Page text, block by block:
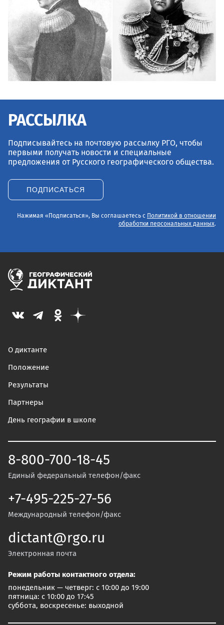
РАССЫЛКА
Подписывайтесь на почтовую рассылку РГО, чтобы
первыми получать новости и специальные
предложения от Русского географического общества.
ПОДПИСАТЬСЯ
Нажимая «Подписаться», Вы соглашаетесь с
Политикой в отношении
обработки персональных данных.
О диктанте
Положение
Результаты
Партнеры
День географии в школе
8-800-700-18-45
Единый федеральный телефон/факс
+7-495-225-27-56
Международный телефон/факс
dictant@rgo.ru
Электронная почта
Режим работы контактного отдела:
понедельник — четверг: с 10:00 до 19:00
пятница: с 10:00 до 17:45
суббота, воскресенье: выходной